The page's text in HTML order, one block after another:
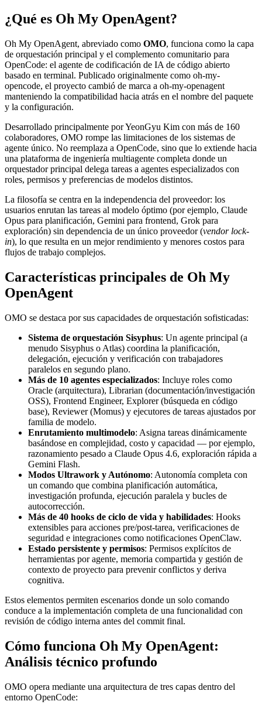
¿Qué es Oh My OpenAgent?
Oh My OpenAgent, abreviado como OMO, funciona como la capa
de orquestación principal y el complemento comunitario para
OpenCode: el agente de codificación de IA de código abierto
basado en terminal. Publicado originalmente como oh-my-
opencode, el proyecto cambió de marca a oh-my-openagent
manteniendo la compatibilidad hacia atrás en el nombre del paquete
y la configuración.
Desarrollado principalmente por YeonGyu Kim con más de 160
colaboradores, OMO rompe las limitaciones de los sistemas de
agente único. No reemplaza a OpenCode, sino que lo extiende hacia
una plataforma de ingeniería multiagente completa donde un
orquestador principal delega tareas a agentes especializados con
roles, permisos y preferencias de modelos distintos.
La filosofía se centra en la independencia del proveedor: los
usuarios enrutan las tareas al modelo óptimo (por ejemplo, Claude
Opus para planificación, Gemini para frontend, Grok para
exploración) sin dependencia de un único proveedor (vendor lock-
in), lo que resulta en un mejor rendimiento y menores costos para
flujos de trabajo complejos.
Características principales de Oh My
OpenAgent
OMO se destaca por sus capacidades de orquestación sofisticadas:
Sistema de orquestación Sisyphus: Un agente principal (a
menudo Sisyphus o Atlas) coordina la planificación,
delegación, ejecución y verificación con trabajadores
paralelos en segundo plano.
Más de 10 agentes especializados: Incluye roles como
Oracle (arquitectura), Librarian (documentación/investigación
OSS), Frontend Engineer, Explorer (búsqueda en código
base), Reviewer (Momus) y ejecutores de tareas ajustados por
familia de modelo.
Enrutamiento multimodelo: Asigna tareas dinámicamente
basándose en complejidad, costo y capacidad — por ejemplo,
razonamiento pesado a Claude Opus 4.6, exploración rápida a
Gemini Flash.
Modos Ultrawork y Autónomo: Autonomía completa con
un comando que combina planificación automática,
investigación profunda, ejecución paralela y bucles de
autocorrección.
Más de 40 hooks de ciclo de vida y habilidades: Hooks
extensibles para acciones pre/post-tarea, verificaciones de
seguridad e integraciones como notificaciones OpenClaw.
Estado persistente y permisos: Permisos explícitos de
herramientas por agente, memoria compartida y gestión de
contexto de proyecto para prevenir conflictos y deriva
cognitiva.
Estos elementos permiten escenarios donde un solo comando
conduce a la implementación completa de una funcionalidad con
revisión de código interna antes del commit final.
Cómo funciona Oh My OpenAgent:
Análisis técnico profundo
OMO opera mediante una arquitectura de tres capas dentro del
entorno OpenCode: